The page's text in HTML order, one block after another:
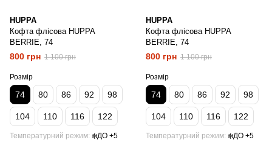
HUPPA
Кофта флісова HUPPA
BERRIE, 74
800 грн 1 100 грн
Розмір
74 80 86 92 98
104 110 116 122
Температурний режим ❄️ДО +5
HUPPA
Кофта флісова HUPPA
BERRIE, 74
800 грн 1 100 грн
Розмір
74 80 86 92 98
104 110 116 122
Температурний режим ❄️ДО +5